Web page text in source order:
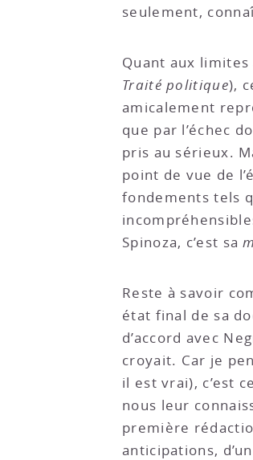
seulement,
Quant aux limites
Traité politique),
amicalement
que par l’échec
pris au sérieux.
point de vue de
fondements tels
Spinoza, c’est sa
Reste à savoir
état final de sa
d’accord avec
croyait. Car je
il est vrai), c’est
nous leur
première
anticipations,